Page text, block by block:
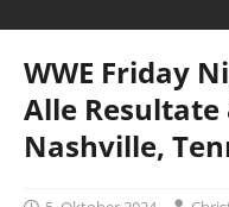
WWE Friday
Alle Resultate
Nashville,